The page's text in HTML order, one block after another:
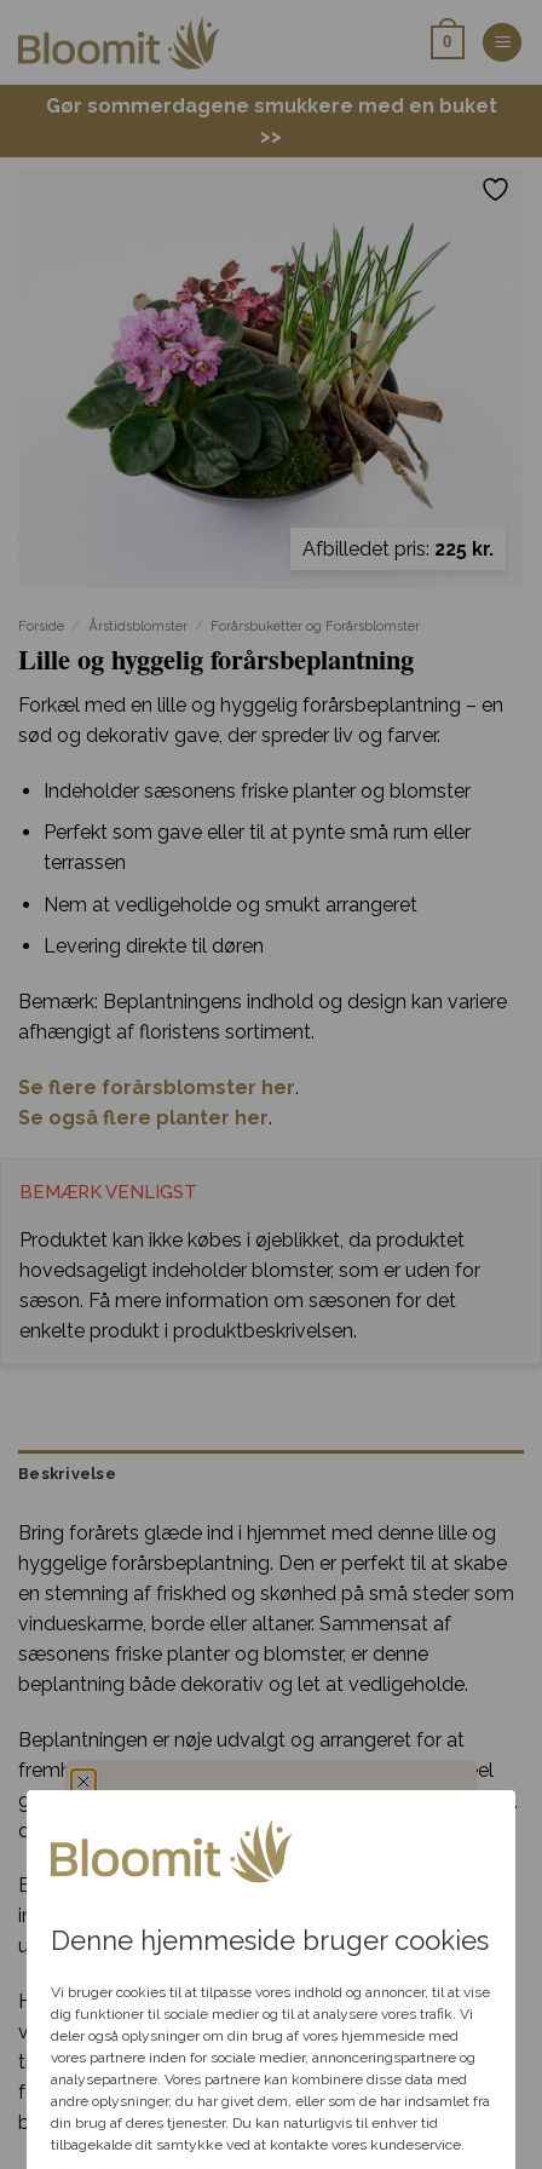
Denne hjemmeside bruger cookies
Vi bruger cookies til at tilpasse vores indhold og annoncer, til at vise
dig funktioner til sociale medier og til at analysere vores trafik. Vi
deler også oplysninger om din brug af vores hjemmeside med
vores partnere inden for sociale medier, annonceringspartnere og
analysepartnere. Vores partnere kan kombinere disse data med
andre oplysninger, du har givet dem, eller som de har indsamlet fra
din brug af deres tjenester. Du kan naturligvis til enhver tid
tilbagekalde dit samtykke ved at kontakte vores kundeservice.
0
Gør sommerdagene smukkere med en buket
>>
Afbilledet pris: 225 kr.
Forside / Årstidsblomster / Forårsbuketter og Forårsblomster
Lille og hyggelig forårsbeplantning
Forkæl med en lille og hyggelig forårsbeplantning – en
sød og dekorativ gave, der spreder liv og farver.
Indeholder sæsonens friske planter og blomster
Perfekt som gave eller til at pynte små rum eller
terrassen
Nem at vedligeholde og smukt arrangeret
Levering direkte til døren
Bemærk: Beplantningens indhold og design kan variere
afhængigt af floristens sortiment.
Se flere forårsblomster her.
Se også flere planter her.
BEMÆRK VENLIGST
Produktet kan ikke købes i øjeblikket, da produktet
hovedsageligt indeholder blomster, som er uden for
sæson. Få mere information om sæsonen for det
enkelte produkt i produktbeskrivelsen.
Beskrivelse
Bring forårets glæde ind i hjemmet med denne lille og
hyggelige forårsbeplantning. Den er perfekt til at skabe
en stemning af friskhed og skønhed på små steder som
vindueskarme, borde eller altaner. Sammensat af
sæsonens friske planter og blomster, er denne
beplantning både dekorativ og let at vedligeholde.
Beplantningen er nøje udvalgt og arrangeret for at
fremhæve forårets farver og teksturer. Den er en ideel
gave til venner, familie eller som en personlig forkælelse,
der bringer liv og lys ind i ethvert rum.
Bemærk, at beplantningens præcise udformning og
indhold kan variere afhængigt af floristens aktuelle
udvalg.
Hos Bloomit er vi dedikerede til at skabe glæde med
vores smukke blomster og planter. Med levering direkte
til døren kan du sende en lille og hyggelig
forårsbeplantning som en kærlig overraskelse eller en
betænksom gave.
Du har fået en
passer til dig, så hjælper vi
dig videre med at finde den
perfekte rabat til dit svar.
Fødselsdag